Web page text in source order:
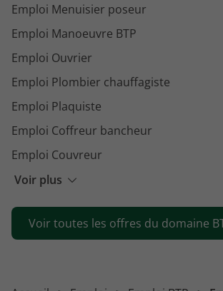
Voir plus
Emploi Menuisier poseur
Emploi Manoeuvre BTP
Emploi Ouvrier
Emploi Plombier chauffagiste
Emploi Plaquiste
Emploi Coffreur bancheur
Emploi Couvreur
Emploi Maçon VRD
Emploi Plombier
Emploi Conducteur d'engins
Voir toutes les offres du domaine